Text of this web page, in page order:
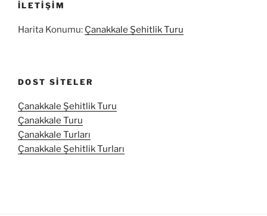
İLETIŞIM
Harita Konumu: Çanakkale Şehitlik Turu
DOST SITELER
Çanakkale Şehitlik Turu
Çanakkale Turu
Çanakkale Turları
Çanakkale Şehitlik Turları